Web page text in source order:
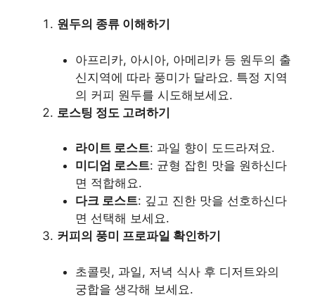
원두의 종류 이해하기
아프리카, 아시아, 아메리카 등 원두의 출
신지역에 따라 풍미가 달라요. 특정 지역
의 커피 원두를 시도해보세요.
로스팅 정도 고려하기
라이트 로스트: 과일 향이 도드라져요.
미디엄 로스트: 균형 잡힌 맛을 원하신다
면 적합해요.
다크 로스트: 깊고 진한 맛을 선호하신다
면 선택해 보세요.
커피의 풍미 프로파일 확인하기
초콜릿, 과일, 저녁 식사 후 디저트와의
궁합을 생각해 보세요.